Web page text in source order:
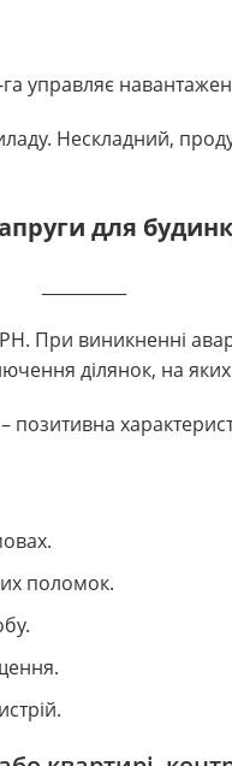
управляє
Нескладний,
для
При виникненні
ділянок, на
– позитивна
поломок.